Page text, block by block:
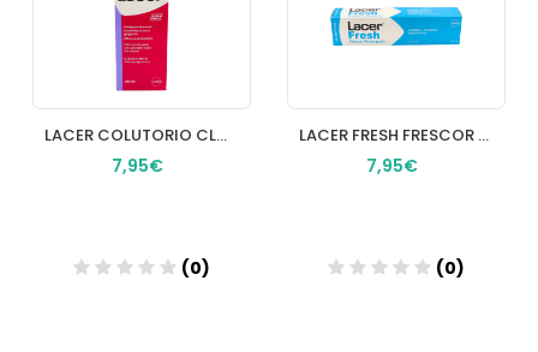
LACER COLUTORIO CLORHEXIDINA 1 ENVASE 200 ML
7,95€
(0)
LACER FRESH FRESCOR PROLONGADO GEL DENTIFRICO 1 TUBO 125 ML
7,95€
(0)